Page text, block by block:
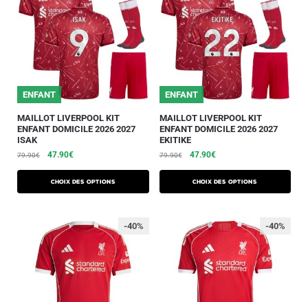
ENFANT
MAILLOT LIVERPOOL KIT
ENFANT DOMICILE 2026 2027
ISAK
79.90€ 47.90€
Choix des options
ENFANT
MAILLOT LIVERPOOL KIT
ENFANT DOMICILE 2026 2027
EKITIKE
79.90€ 47.90€
Choix des options
-40% -40%